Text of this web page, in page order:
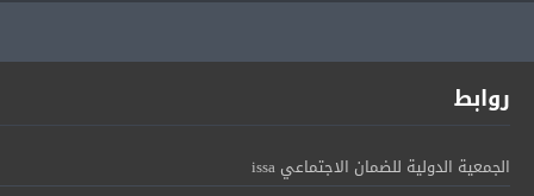
روابط
الجمعية الدولية للضمان الاجتماعي issa